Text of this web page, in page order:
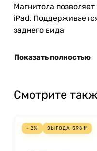
Магнитола
iPad.
заднего вида.
Показать полностью
Смотрите
- 2% ВЫГОДА 598 ₽